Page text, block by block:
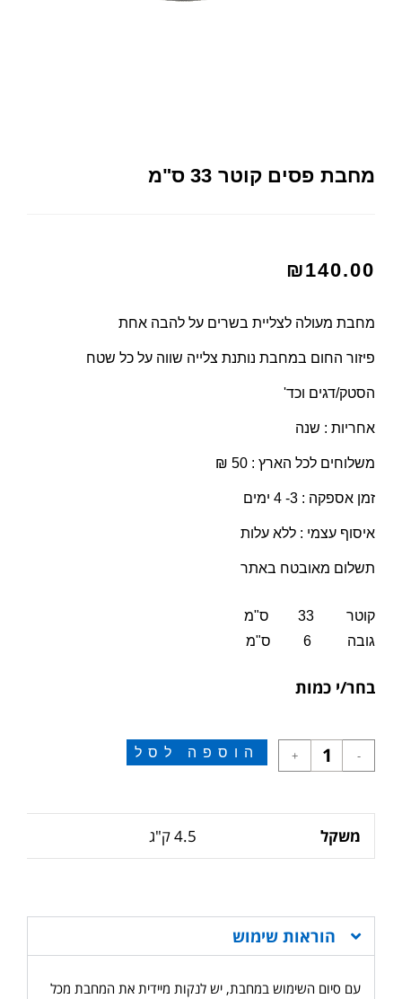
מחבת פסים קוטר 33 ס"מ
₪140.00
מחבת מעולה לצליית בשרים על להבה אחת
פיזור החום במחבת נותנת צלייה שווה על כל שטח
הסטק/דגים וכד'
אחריות : שנה
משלוחים לכל הארץ : 50 ₪
זמן אספקה : 3- 4 ימים
איסוף עצמי : ללא עלות
תשלום מאובטח באתר
קוטר 33 ס"מ
גובה 6 ס"מ
בחר/י כמות
-
+ הוספה לסל
משקל 4.5 ק"ג
הוראות שימוש
עם סיום השימוש במחבת, יש לנקות מיידית את המחבת מכל